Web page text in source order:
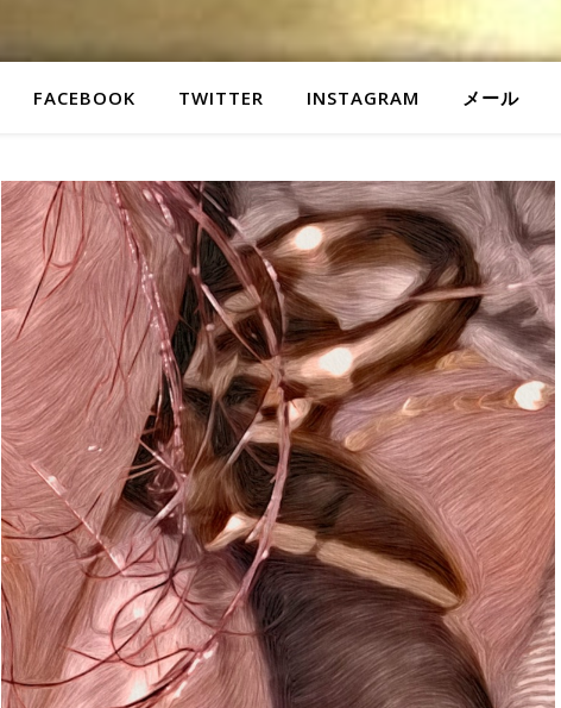
FACEBOOK TWITTER INSTAGRAM メール